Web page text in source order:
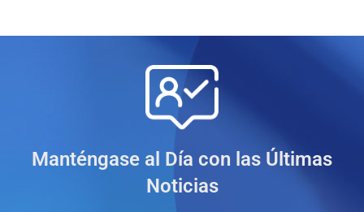
Manténgase al Día con las Últimas
Noticias